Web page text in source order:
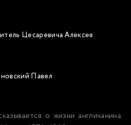
Цесаревича Алексея
Павел
о жизни англичанина